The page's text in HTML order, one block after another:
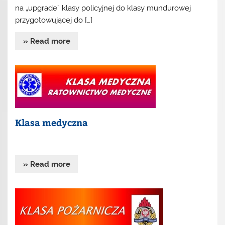
na „upgrade” klasy policyjnej do klasy mundurowej
przygotowującej do […]
» Read more
Klasa medyczna
» Read more